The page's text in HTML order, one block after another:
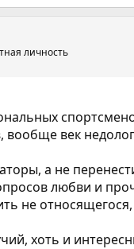
личность
вообще век
а не
любви и
не относящегося,
хоть и